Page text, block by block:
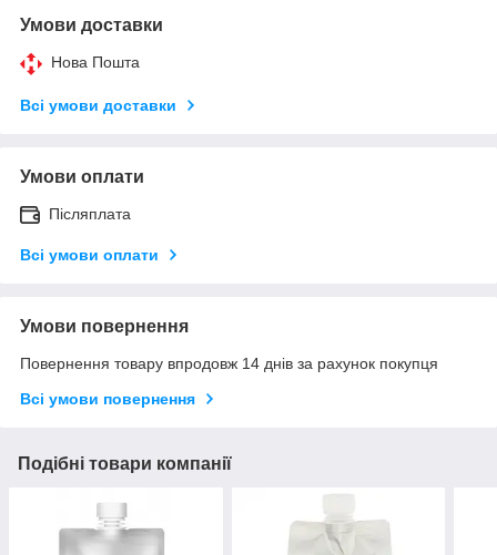
Умови доставки
Нова Пошта
Всі умови доставки
Умови оплати
Післяплата
Всі умови оплати
Умови повернення
Повернення товару впродовж 14 днів за рахунок покупця
Всі умови повернення
Подібні товари компанії